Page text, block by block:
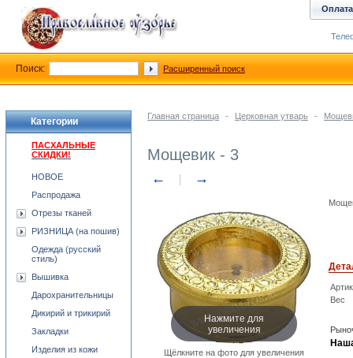
Главная страница - Церковная утварь -
Мощевик - 3
← →
Нажмите для
увеличения
Щёлкните на фото для увеличения
Вес
Категории
ПАСХАЛЬНЫЕ
СКИДКИ!
НОВОЕ
Распродажа
Отрезы тканей
РИЗНИЦА (на пошив)
Одежда (русский
стиль)
Вышивка
Дарохранительницы
Дикирий и трикирий
Закладки
Изделия из кожи
Оплата
Поиск: Расширенный поиск